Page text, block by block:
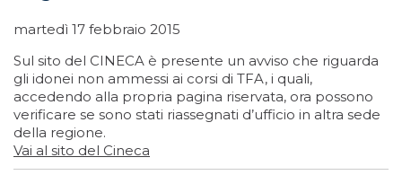
martedì 17 febbraio 2015
Sul sito del CINECA è presente un avviso che riguarda
gli idonei non ammessi ai corsi di TFA, i quali,
accedendo alla propria pagina riservata, ora possono
verificare se sono stati riassegnati d’ufficio in altra sede
della regione.
Vai al sito del Cineca